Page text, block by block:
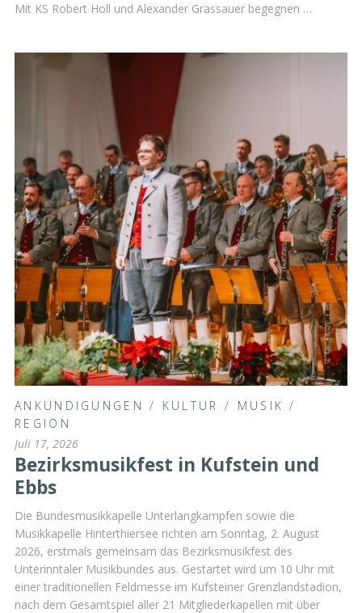
Mit KS Robert Holl und Alexander Grassauer begegnen …
ANKÜNDIGUNGEN / KULTUR / MUSIK /
REGION
Juli 17, 2026
Bezirksmusikfest in Kufstein und
Ebbs
Die Bundesmusikkapelle Unterlangkampfen sowie die
Musikkapelle Hinterthiersee richten am Sonntag, 2. August
2026, erstmals gemeinsam das Bezirksmusikfest des
Unterinntaler Musikbundes aus. Gestartet wird um 10 Uhr mit
einer traditionellen Feldmesse im Kufsteiner Grenzlandstadion,
nach dem Gesamtspiel aller 21 Mitgliederkapellen mit über